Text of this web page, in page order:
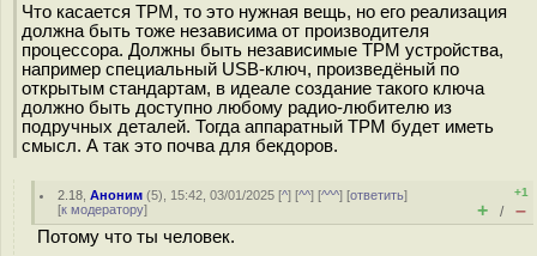
Что касается TPM, то это нужная вещь, но его реализация
должна быть тоже независима от производителя
процессора. Должны быть независимые TPM устройства,
например специальный USB-ключ, произведёный по
открытым стандартам, в идеале создание такого ключа
должно быть доступно любому радио-любителю из
подручных деталей. Тогда аппаратный TPM будет иметь
смысл. А так это почва для бекдоров.
2.18 ,Аноним (5), 15:42, 03/01/2025 [^] [^^] [^^^] [ответить]
[к модератору]
+1
+ / –
Потому что ты человек.